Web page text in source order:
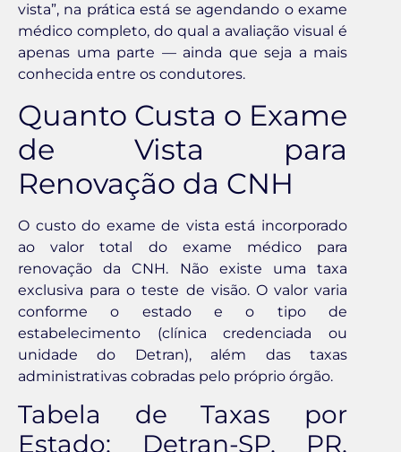
vista”, na prática está se agendando o exame
médico completo, do qual a avaliação visual é
apenas uma parte — ainda que seja a mais
conhecida entre os condutores.
Quanto Custa o Exame
de Vista para
Renovação da CNH
O custo do exame de vista está incorporado
ao valor total do exame médico para
renovação da CNH. Não existe uma taxa
exclusiva para o teste de visão. O valor varia
conforme o estado e o tipo de
estabelecimento (clínica credenciada ou
unidade do Detran), além das taxas
administrativas cobradas pelo próprio órgão.
Tabela de Taxas por
Estado: Detran-SP, PR,